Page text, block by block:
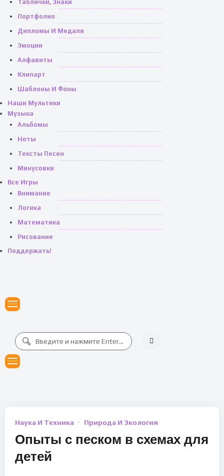
Таблички, Знаки
Портфолио
Дипломы И Медали
Эмоции
Алфавиты
Клипарт
Шаблоны И Фоны
Наши Мультики
Музыка
Альбомы
Ноты
Тексты Песен
Минусовки
Все Игры
Внимание
Логика
Математика
Рисование
Поддержать!
Наука И Техника Природа И Экология
Опыты с песком в схемах для
детей